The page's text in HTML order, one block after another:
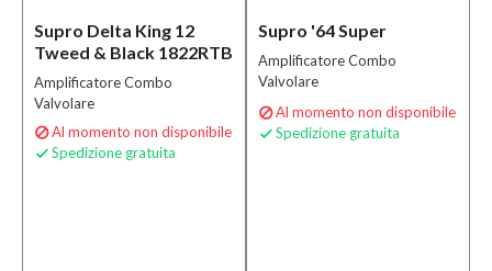
Supro Delta King 12
Tweed & Black 1822RTB
Amplificatore Combo
Valvolare
Al momento non disponibile
 Spedizione gratuita
Supro '64 Super
Amplificatore Combo
Valvolare
Al momento non disponibile
 Spedizione gratuita